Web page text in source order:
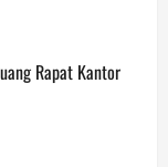
Rapat Kantor